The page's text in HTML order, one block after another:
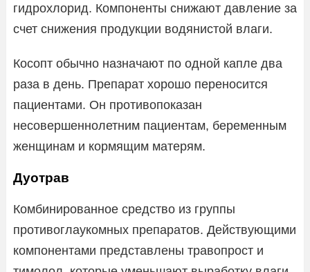
гидрохлорид. Компоненты снижают давление за
счет снижения продукции водянистой влаги.
Косопт обычно назначают по одной капле два
раза в день. Препарат хорошо переносится
пациентами. Он противопоказан
несовершеннолетним пациентам, беременным
женщинам и кормящим матерям.
Дуотрав
Комбинированное средство из группы
противоглаукомных препаратов. Действующими
компонентами представлены травопрост и